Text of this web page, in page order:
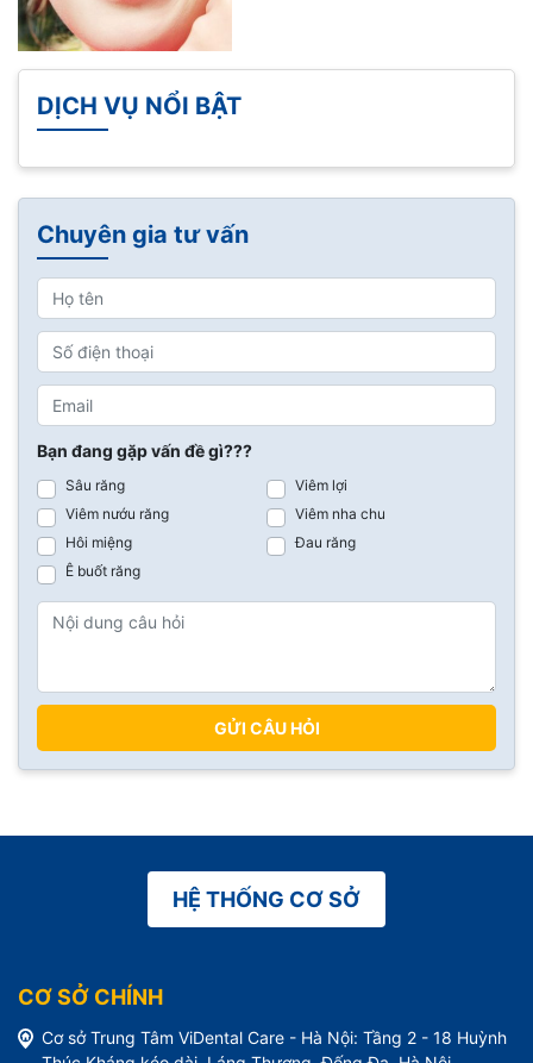
DỊCH VỤ NỔI BẬT
Chuyên gia tư vấn
Bạn đang gặp vấn đề gì???
Sâu răng
Viêm lợi
Viêm nướu răng
Viêm nha chu
Hôi miệng
Đau răng
Ê buốt răng
GỬI CÂU HỎI
HỆ THỐNG CƠ SỞ
CƠ SỞ CHÍNH
Cơ sở Trung Tâm ViDental Care - Hà Nội: Tầng 2 - 18 Huỳnh